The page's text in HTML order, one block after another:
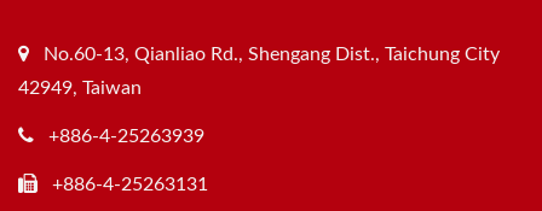
No.60-13, Qianliao Rd., Shengang Dist., Taichung City
42949, Taiwan
+886-4-25263939
+886-4-25263131